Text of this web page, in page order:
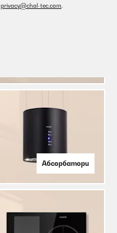
privacy@chal-tec.com
Абсорбатори